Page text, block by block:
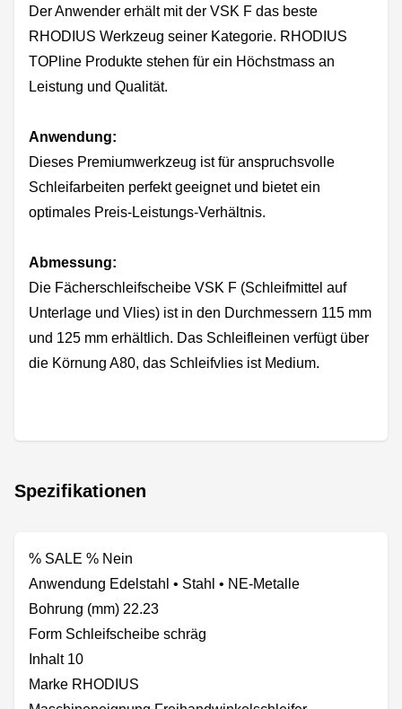
Der Anwender erhält mit der VSK F das beste
RHODIUS Werkzeug seiner Kategorie. RHODIUS
TOPline Produkte stehen für ein Höchstmass an
Leistung und Qualität.
Anwendung:
Dieses Premiumwerkzeug ist für anspruchsvolle
Schleifarbeiten perfekt geeignet und bietet ein
optimales Preis-Leistungs-Verhältnis.
Abmessung:
Die Fächerschleifscheibe VSK F (Schleifmittel auf
Unterlage und Vlies) ist in den Durchmessern 115 mm
und 125 mm erhältlich. Das Schleifleinen verfügt über
die Körnung A80, das Schleifvlies ist Medium.
Spezifikationen
% SALE % Nein
Anwendung Edelstahl • Stahl • NE-Metalle
Bohrung (mm) 22.23
Form Schleifscheibe schräg
Inhalt 10
Marke RHODIUS